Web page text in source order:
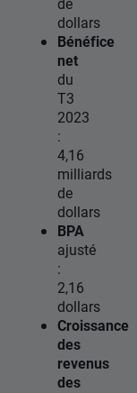
dollars
Bénéfice
net
du
T3
2023
:
4,16
milliards
de
dollars
BPA
ajusté
:
2,16
dollars
Croissance
des
revenus
des